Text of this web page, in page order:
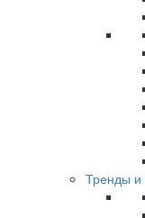
Тренды и